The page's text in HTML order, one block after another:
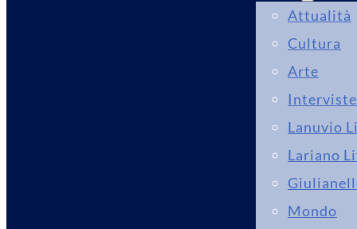
Attualità
Cultura
Arte
Interviste
Lanuvio
Lariano
Mondo